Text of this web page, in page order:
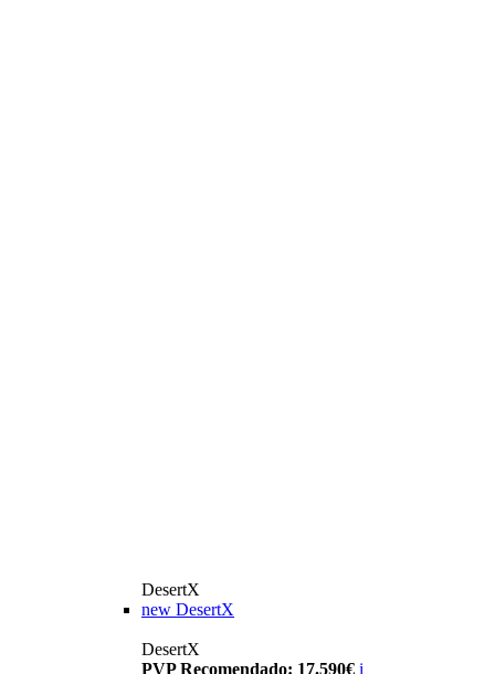
DesertX
new DesertX
DesertX
PVP Recomendado: 17.590€ i